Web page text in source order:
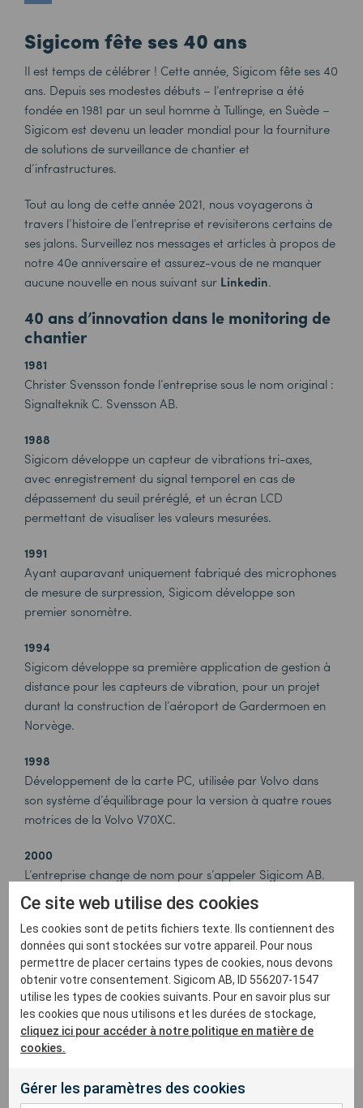
Sigicom fête ses 40 ans
Il est temps de célébrer ! Cette année, Sigicom fête ses 40
ans. Depuis ses modestes débuts – l’entreprise a été
fondée en 1981 par un seul homme à Tullinge, en Suède –
Sigicom est devenu un leader mondial pour la fourniture
de solutions de surveillance de chantier et
d’infrastructures.
Tout au long de cette année 2021, nous voyagerons à
travers l’histoire de l’entreprise et revisiterons certains de
ses jalons. Surveillez nos messages et articles à propos de
notre 40e anniversaire et assurez-vous de ne manquer
aucune nouvelle en nous suivant sur Linkedin.
40 ans d’innovation dans le monitoring de
chantier
1981
Christer Svensson fonde l’entreprise sous le nom original :
Signalteknik C. Svensson AB.
1988
Sigicom développe un capteur de vibrations tri-axes,
avec enregistrement du signal temporel en cas de
dépassement du seuil préréglé, et un écran LCD
permettant de visualiser les valeurs mesurées.
1991
Ayant auparavant uniquement fabriqué des microphones
de mesure de surpression, Sigicom développe son
premier sonomètre.
1994
Sigicom développe sa première application de gestion à
distance pour les capteurs de vibration, pour un projet
durant la construction de l’aéroport de Gardermoen en
Norvège.
1998
Développement de la carte PC, utilisée par Volvo dans
son système d’équilibrage pour la version à quatre roues
motrices de la Volvo V70XC.
2000
L’entreprise change de nom pour s’appeler Sigicom AB.
2003
Sigicom commence à développer le système INFRA.
2011
INFRA Net, l’application web de gestion de projet de
Sigicom est lancée.
2011
Création de Sigicom Inc : le premier bureau de Sigicom à
l’étranger est ouvert à Fort Collins, Colorado, États-Unis.
Ce site web utilise des cookies
Les cookies sont de petits fichiers texte. Ils contiennent des
données qui sont stockées sur votre appareil. Pour nous
permettre de placer certains types de cookies, nous devons
obtenir votre consentement. Sigicom AB, ID 556207-1547
utilise les types de cookies suivants. Pour en savoir plus sur
les cookies que nous utilisons et les durées de stockage,
cliquez ici pour accéder à notre politique en matière de
cookies.
Gérer les paramètres des cookies